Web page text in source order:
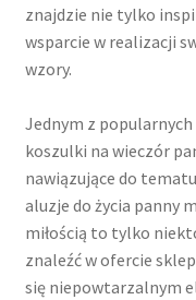
znajdzie nie tylko
wsparcie w realizacji
wzory.
Jednym z
koszulki na wieczór
nawiązujące do
aluzje do życia panny
miłością to tylko
znaleźć w ofercie
się niepowtarzalnym